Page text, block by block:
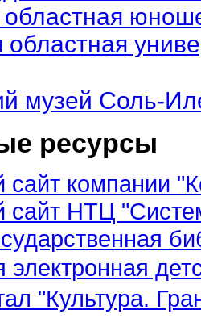
областная
музей Соль-
ресурсы
компании
НТЦ
"Культура.